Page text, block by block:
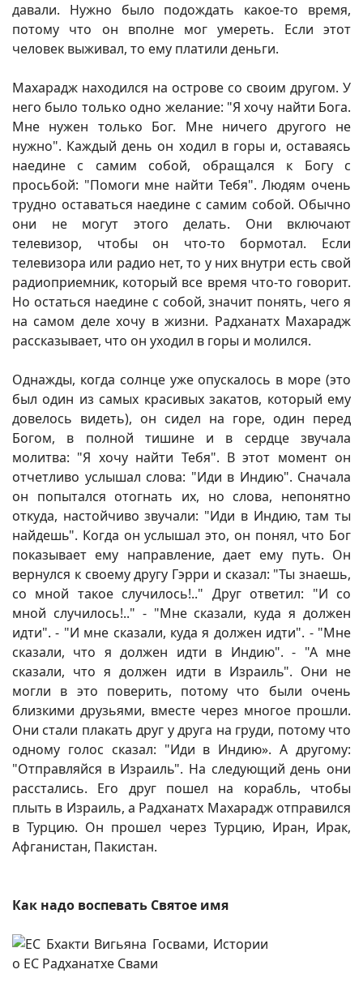
давали. Нужно было подождать какое-то время,
потому что он вполне мог умереть. Если этот
человек выживал, то ему платили деньги.
Махарадж находился на острове со своим другом. У
него было только одно желание: "Я хочу найти Бога.
Мне нужен только Бог. Мне ничего другого не
нужно". Каждый день он ходил в горы и, оставаясь
наедине с самим собой, обращался к Богу с
просьбой: "Помоги мне найти Тебя". Людям очень
трудно оставаться наедине с самим собой. Обычно
они не могут этого делать. Они включают
телевизор, чтобы он что-то бормотал. Если
телевизора или радио нет, то у них внутри есть свой
радиоприемник, который все время что-то говорит.
Но остаться наедине с собой, значит понять, чего я
на самом деле хочу в жизни. Радханатх Махарадж
рассказывает, что он уходил в горы и молился.
Однажды, когда солнце уже опускалось в море (это
был один из самых красивых закатов, который ему
довелось видеть), он сидел на горе, один перед
Богом, в полной тишине и в сердце звучала
молитва: "Я хочу найти Тебя". В этот момент он
отчетливо услышал слова: "Иди в Индию". Сначала
он попытался отогнать их, но слова, непонятно
откуда, настойчиво звучали: "Иди в Индию, там ты
найдешь". Когда он услышал это, он понял, что Бог
показывает ему направление, дает ему путь. Он
вернулся к своему другу Гэрри и сказал: "Ты знаешь,
со мной такое случилось!.." Друг ответил: "И со
мной случилось!.." - "Мне сказали, куда я должен
идти". - "И мне сказали, куда я должен идти". - "Мне
сказали, что я должен идти в Индию". - "А мне
сказали, что я должен идти в Израиль". Они не
могли в это поверить, потому что были очень
близкими друзьями, вместе через многое прошли.
Они стали плакать друг у друга на груди, потому что
одному голос сказал: "Иди в Индию». А другому:
"Отправляйся в Израиль". На следующий день они
расстались. Его друг пошел на корабль, чтобы
плыть в Израиль, а Радханатх Махарадж отправился
в Турцию. Он прошел через Турцию, Иран, Ирак,
Афганистан, Пакистан.
Как надо воспевать Святое имя